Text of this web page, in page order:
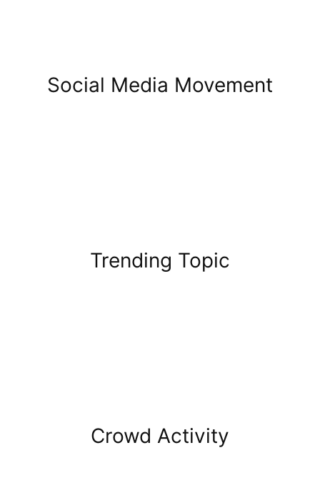
Social Media Movement
Trending Topic
Crowd Activity